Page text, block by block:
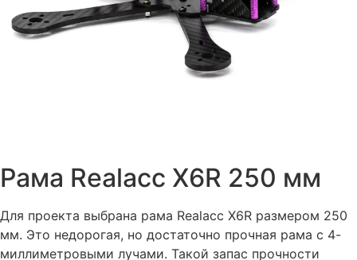
Рама Realacc X6R 250 мм
Для проекта выбрана рама Realacc X6R размером 250
мм. Это недорогая, но достаточно прочная рама с 4-
миллиметровыми лучами. Такой запас прочности